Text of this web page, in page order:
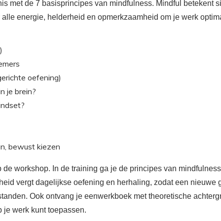
met de 7 basisprincipes van mindfulness. Mindful betekent
energie, helderheid en opmerkzaamheid om je werk
oefening)
je brein?
bewust kiezen
workshop. In de training ga je de principes van
vergt dagelijkse oefening en herhaling, zodat een nieuwe
Ook ontvang je eenwerkboek met theoretische
je werk kunt toepassen.